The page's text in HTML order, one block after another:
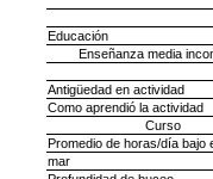
Educación
Enseñanza media
Antigüedad en actividad
Como aprendió la actividad
Curso
Promedio de horas/día bajo
mar